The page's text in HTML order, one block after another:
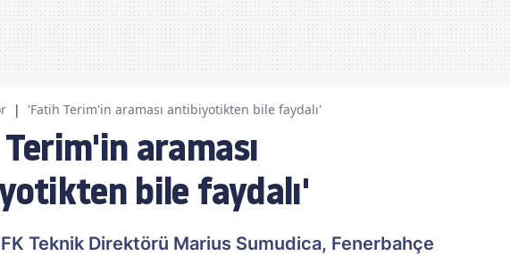
| 'Fatih Terim'in araması antibiyotikten bile faydalı'
araması
bile faydalı'
Teknik Direktörü Marius Sumudica, Fenerbahçe